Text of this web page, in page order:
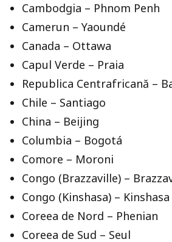
Cambodgia – Phnom Penh
Camerun – Yaoundé
Canada – Ottawa
Capul Verde – Praia
Republica Centrafricană –
Chile – Santiago
China – Beijing
Columbia – Bogotá
Comore – Moroni
Congo (Brazzaville) –
Congo (Kinshasa) – Kinshasa
Coreea de Nord – Phenian
Coreea de Sud – Seul